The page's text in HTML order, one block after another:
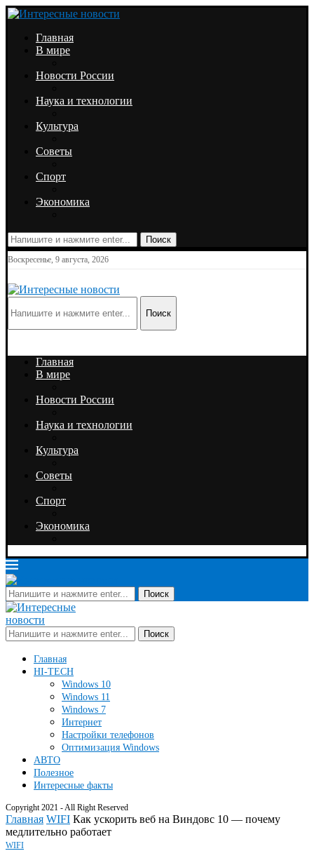
Главная
В мире
Новости России
Наука и технологии
Культура
Советы
Спорт
Экономика
Поиск
Воскресенье, 9 августа, 2026
Поиск
Главная
В мире
Новости России
Наука и технологии
Культура
Советы
Спорт
Экономика
Поиск
Поиск
Главная
HI-TECH
Windows 10
Windows 11
Windows 7
Интернет
Настройки телефонов
Оптимизация Windows
АВТО
Полезное
Интересные факты
Copyright 2021 - All Right Reserved
Главная WIFI Как ускорить веб на Виндовс 10 — почему
медлительно работает
WIFI